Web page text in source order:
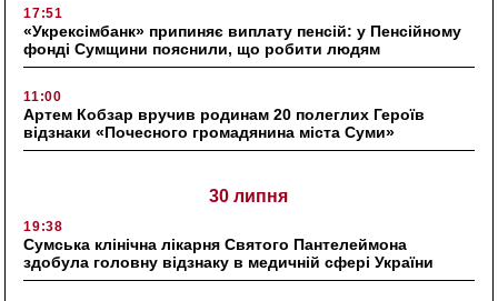
17:51
«Укрексімбанк» припиняє виплату пенсій: у Пенсійному
фонді Сумщини пояснили, що робити людям
11:00
Артем Кобзар вручив родинам 20 полеглих Героїв
відзнаки «Почесного громадянина міста Суми»
30 липня
19:38
Сумська клінічна лікарня Святого Пантелеймона
здобула головну відзнаку в медичній сфері України